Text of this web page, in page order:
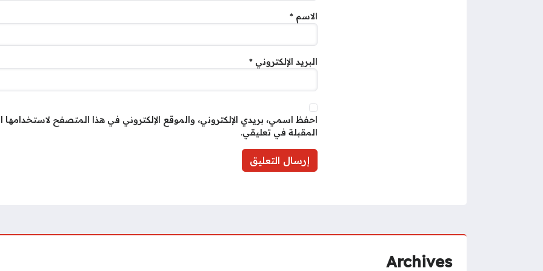
الاسم *
البريد الإلكتروني *
احفظ اسمي، بريدي الإلكتروني، والموقع الإلكتروني في هذا المتصفح لاستخدامها
المقبلة في تعليقي.
Archives